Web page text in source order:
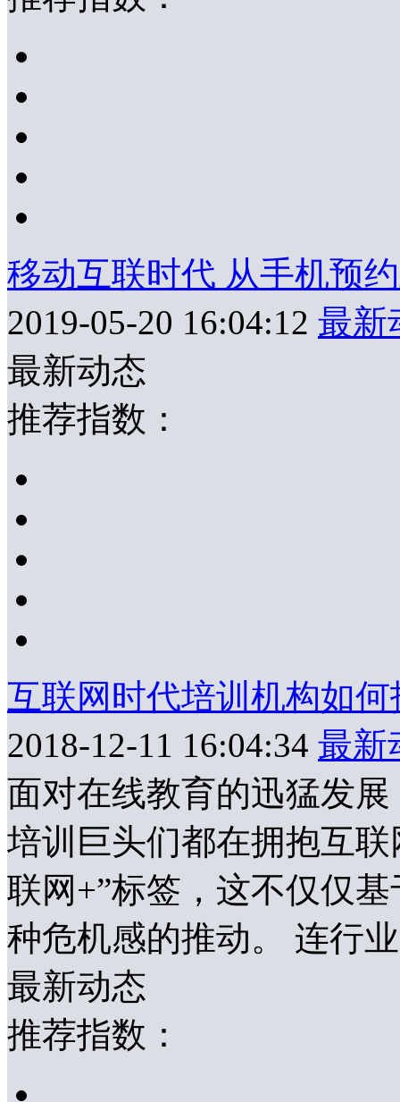
移动互联时代 从手机预
2019-05-20 16:04:12 最新
最新动态
推荐指数：
互联网时代培训机构如何
2018-12-11 16:04:34 最新
面对在线教育的迅猛发
培训巨头们都在拥抱互
联网+”标签，这不仅仅
种危机感的推动。 连行
最新动态
推荐指数：